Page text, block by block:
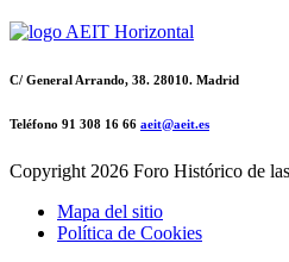
C/ General Arrando, 38. 28010. Madrid
Teléfono 91 308 16 66 aeit@aeit.es
Copyright 2026 Foro Histórico de
Mapa del sitio
Política de Cookies